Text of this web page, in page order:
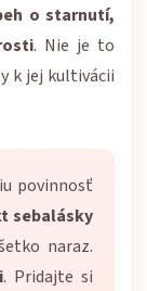
o starnutí,
. Nie je to
k jej kultivácii
povinnosť
sebalásky
naraz.
. Pridajte si